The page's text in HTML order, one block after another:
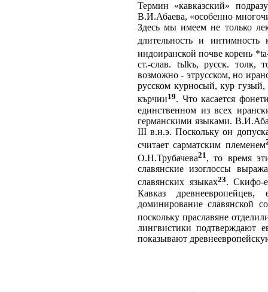
Термин «кавказский»
В.И.Абаева, «особенно
Здесь мы имеем не только
длительность и интимность
индоиранской почве корень
ст.-слав. tъlkъ, русск. толк,
возможно - этрусском, но
русском курносый, кур
кърчии19. Что касается
единственном из всех
германскими языками.
III в.н.э. Поскольку он
считает сарматским племенем
О.Н.Трубачева21 , то время
славянские изоглоссы
славянских языках23. Скифо-
Кавказ
доминирование славянской
поскольку праславяне
лингвистики подтверждают
показывают